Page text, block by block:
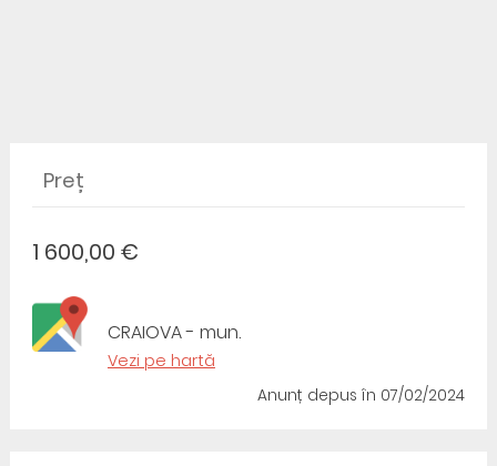
Preț
1 600,00 €
CRAIOVA - mun.
Vezi pe hartă
Anunț depusîn 07/02/2024